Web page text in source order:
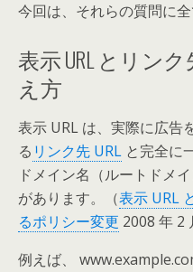
今回は、それらの質問に
表示 URL とリン
え方
表示 URL は、実際に広告
る リンク先 URL と完全に
ドメイン名（ルートドメ
があります。（表示 URL
るポリシー変更 2008 年 2
例えば、